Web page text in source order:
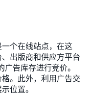
一个在线站点，在这
出版商和供应方平台
告库存进行竞价。
。此外，利用广告交
位置。